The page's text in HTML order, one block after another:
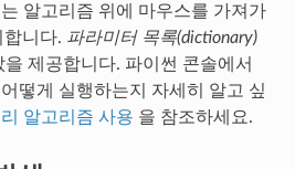
알고리즘 위에 마우스를 가져가
니다. 파라미터 목록(dictionary)
제공합니다. 파이썬 콘솔에서
떻게 실행하는지 자세히 알고 싶
알고리즘 사용 을 참조하세요.